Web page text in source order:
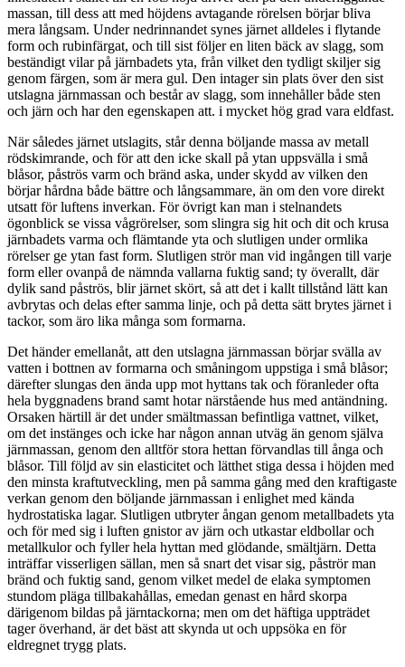
massan, till dess att med höjdens avtagande rörelsen börjar bliva
mera långsam. Under nedrinnandet synes järnet alldeles i flytande
form och rubinfärgat, och till sist följer en liten bäck av slagg, som
beständigt vilar på järnbadets yta, från vilket den tydligt skiljer sig
genom färgen, som är mera gul. Den intager sin plats över den sist
utslagna järnmassan och består av slagg, som innehåller både sten
och järn och har den egenskapen att. i mycket hög grad vara eldfast.
När således järnet utslagits, står denna böljande massa av metall
rödskimrande, och för att den icke skall på ytan uppsvälla i små
blåsor, påströs varm och bränd aska, under skydd av vilken den
börjar hårdna både bättre och långsammare, än om den vore direkt
utsatt för luftens inverkan. För övrigt kan man i stelnandets
ögonblick se vissa vågrörelser, som slingra sig hit och dit och krusa
järnbadets varma och flämtande yta och slutligen under ormlika
rörelser ge ytan fast form. Slutligen strör man vid ingången till varje
form eller ovanpå de nämnda vallarna fuktig sand; ty överallt, där
dylik sand påströs, blir järnet skört, så att det i kallt tillstånd lätt kan
avbrytas och delas efter samma linje, och på detta sätt brytes järnet i
tackor, som äro lika många som formarna.
Det händer emellanåt, att den utslagna järnmassan börjar svälla av
vatten i bottnen av formarna och småningom uppstiga i små blåsor;
därefter slungas den ända upp mot hyttans tak och föranleder ofta
hela byggnadens brand samt hotar närstående hus med antändning.
Orsaken härtill är det under smältmassan befintliga vattnet, vilket,
om det instänges och icke har någon annan utväg än genom själva
järnmassan, genom den alltför stora hettan förvandlas till ånga och
blåsor. Till följd av sin elasticitet och lätthet stiga dessa i höjden med
den minsta kraftutveckling, men på samma gång med den kraftigaste
verkan genom den böljande järnmassan i enlighet med kända
hydrostatiska lagar. Slutligen utbryter ångan genom metallbadets yta
och för med sig i luften gnistor av järn och utkastar eldbollar och
metallkulor och fyller hela hyttan med glödande, smältjärn. Detta
inträffar visserligen sällan, men så snart det visar sig, påströr man
bränd och fuktig sand, genom vilket medel de elaka symptomen
stundom pläga tillbakahållas, emedan genast en hård skorpa
därigenom bildas på järntackorna; men om det häftiga uppträdet
tager överhand, är det bäst att skynda ut och uppsöka en för
eldregnet trygg plats.